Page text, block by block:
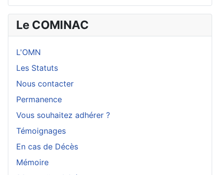
Le COMINAC
L'OMN
Les Statuts
Nous contacter
Permanence
Vous souhaitez adhérer ?
Témoignages
En cas de Décès
Mémoire